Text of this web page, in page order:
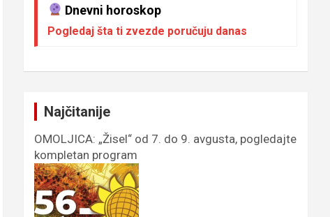
Dnevni horoskop
Pogledaj šta ti zvezde poručuju danas
Najčitanije
OMOLJICA: „Žisel“ od 7. do 9. avgusta, pogledajte
kompletan program